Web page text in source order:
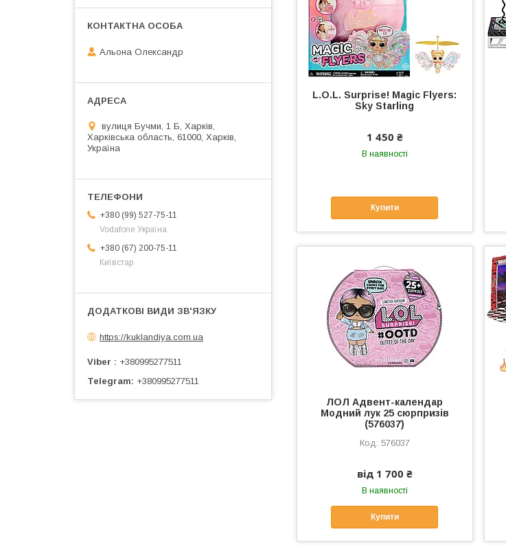
L.O.L. Surprise! Magic Flyers:
Sky Starling
1 450 ₴
В наявності
Купити
ЛОЛ Адвент-календар
Модний лук 25 сюрпризів
(576037)
576037
від 1 700 ₴
В наявності
Купити
Альона Олександр
вулиця Бучми, 1 Б, Харків,
Харківська область, 61000, Харків,
Україна
+380 (99) 527-75-11
Vodafone Україна
+380 (67) 200-75-11
Київстар
https://kuklandiya.com.ua
Viber
+380995277511
Telegram
+380995277511